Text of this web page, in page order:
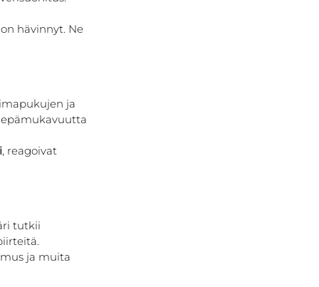
hävinnyt. Ne
ja
, reagoivat
tutkii
ja muita